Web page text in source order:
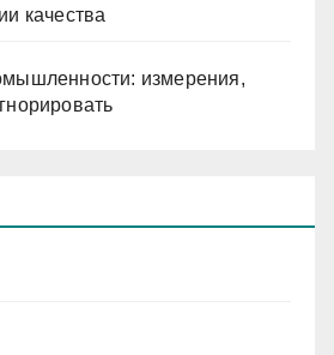
качества
измерения,